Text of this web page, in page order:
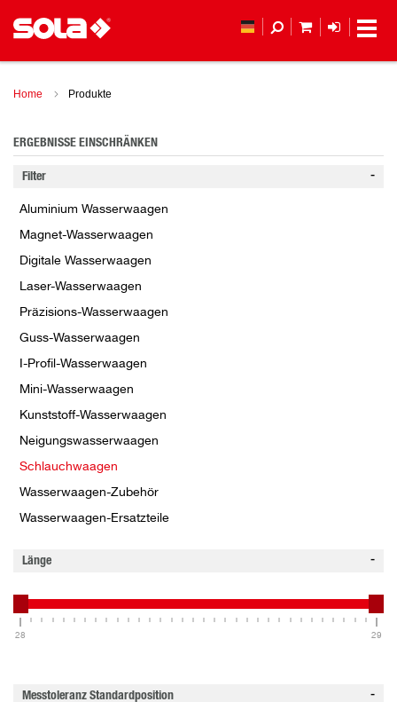
Home Produkte
ERGEBNISSE EINSCHRÄNKEN
Filter
Aluminium Wasserwaagen
Magnet-Wasserwaagen
Digitale Wasserwaagen
Laser-Wasserwaagen
Präzisions-Wasserwaagen
Guss-Wasserwaagen
I-Profil-Wasserwaagen
Mini-Wasserwaagen
Kunststoff-Wasserwaagen
Neigungswasserwaagen
Schlauchwaagen
Wasserwaagen-Zubehör
Wasserwaagen-Ersatzteile
Länge
28 29
Messtoleranz Standardposition
MEIN